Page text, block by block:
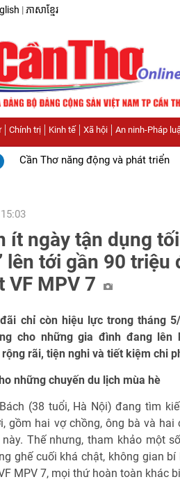
| ភាសាខ្មែរ
Chính trị Kinh tế Xã hội An ninh-Pháp
Cần Thơ năng động và phát triển
ít ngày tận dụng
lên tới gần 90 triệu
VF MPV 7
chỉ còn hiệu lực trong tháng
cho những gia đình đang lên
rãi, tiện nghi và tiết kiệm chi
những chuyến du lịch mùa hè
(38 tuổi, Hà Nội) đang tìm
gồm hai vợ chồng, ông bà và hai
Thế nhưng, tham khảo một
ghế cuối khá chật, không gian
MPV 7, mọi thứ hoàn toàn khác